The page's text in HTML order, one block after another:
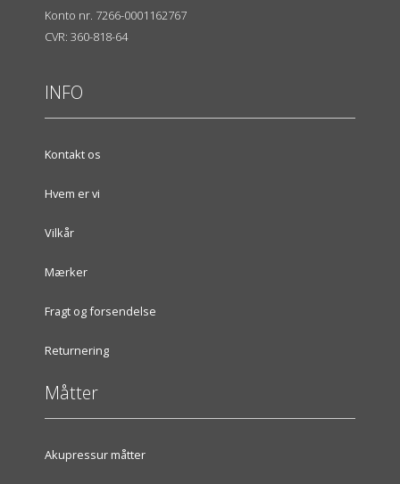
Konto nr. 7266-0001162767
CVR: 360-818-64
INFO
Kontakt os
Hvem er vi
Vilkår
Mærker
Fragt og forsendelse
Returnering
Måtter
Akupressur måtter